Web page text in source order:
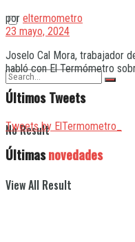
No Result
View All Result
por eltermometro
23 mayo, 2024
Joselo Cal Mora, trabajador
habló con El Termómetro
Últimos Tweets
Tweets by ElTermometro_
Últimasnovedades